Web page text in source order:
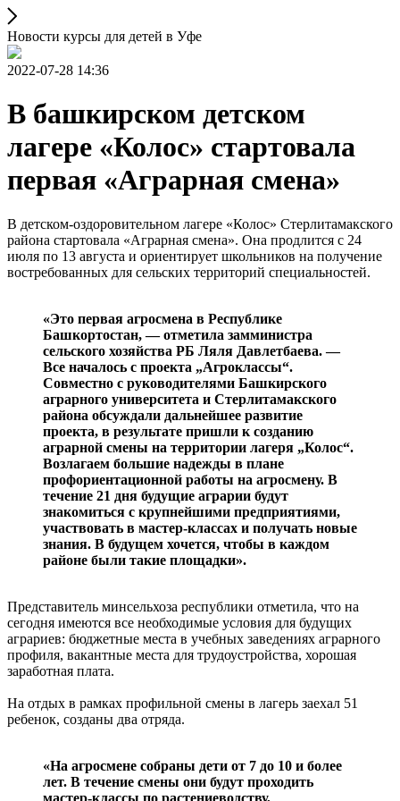
Новости курсы для детей в Уфе
2022-07-28 14:36
В башкирском детском
лагере «Колос» стартовала
первая «Аграрная смена»
В детском-оздоровительном лагере «Колос» Стерлитамакского
района стартовала «Аграрная смена». Она продлится с 24
июля по 13 августа и ориентирует школьников на получение
востребованных для сельских территорий специальностей.
«Это первая агросмена в Республике
Башкортостан, — отметила замминистра
сельского хозяйства РБ Ляля Давлетбаева. —
Все началось с проекта „Агроклассы“.
Совместно с руководителями Башкирского
аграрного университета и Стерлитамакского
района обсуждали дальнейшее развитие
проекта, в результате пришли к созданию
аграрной смены на территории лагеря „Колос“.
Возлагаем большие надежды в плане
профориентационной работы на агросмену. В
течение 21 дня будущие аграрии будут
знакомиться с крупнейшими предприятиями,
участвовать в мастер-классах и получать новые
знания. В будущем хочется, чтобы в каждом
районе были такие площадки».
Представитель минсельхоза республики отметила, что на
сегодня имеются все необходимые условия для будущих
аграриев: бюджетные места в учебных заведениях аграрного
профиля, вакантные места для трудоустройства, хорошая
заработная плата.
На отдых в рамках профильной смены в лагерь заехал 51
ребенок, созданы два отряда.
«На агросмене собраны дети от 7 до 10 и более
лет. В течение смены они будут проходить
мастер-классы по растениеводству,